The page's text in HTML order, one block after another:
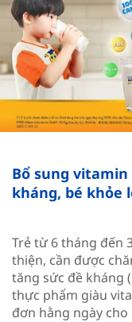
Bổ sung
kháng, bé khỏe
Trẻ từ 6 tháng đến
thiện, cần được
tăng sức đề kháng
thực phẩm giàu
đơn hằng ngày cho